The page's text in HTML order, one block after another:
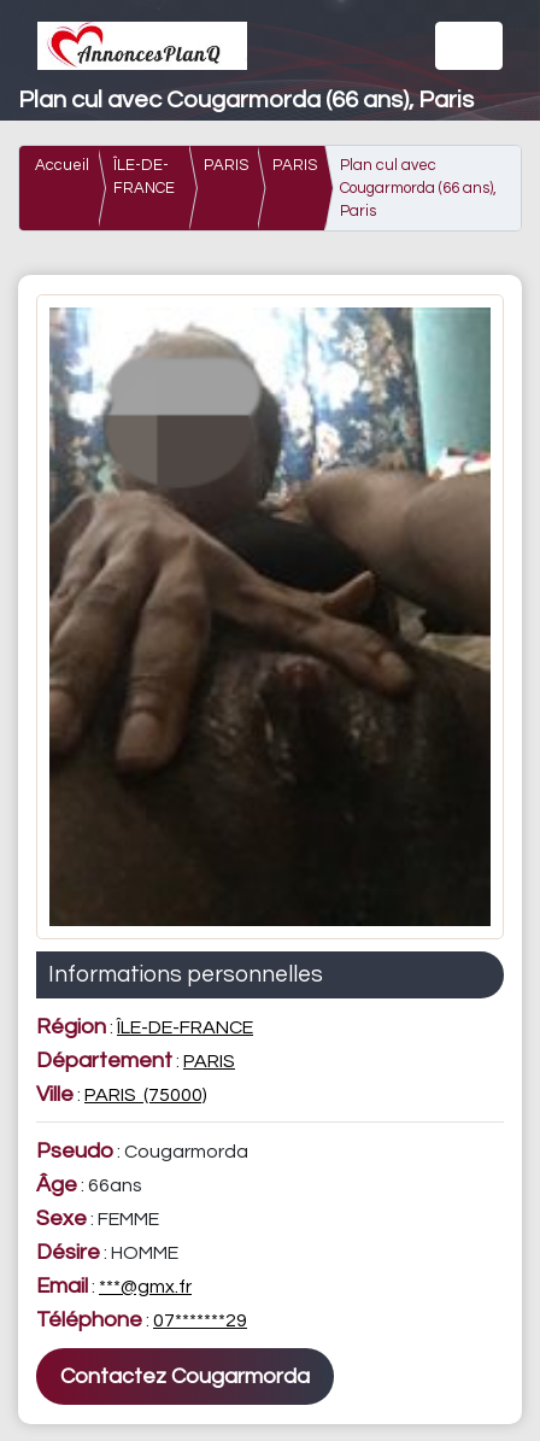
Plan cul avec Cougarmorda (66 ans), Paris
Accueil
ÎLE-DE-
FRANCE
PARIS PARIS
Plan cul avec
Cougarmorda (66 ans),
Paris
Informations personnelles
Région: ÎLE-DE-FRANCE
Département: PARIS
Ville: PARIS (75000)
Pseudo: Cougarmorda
Âge: 66ans
Sexe: FEMME
Désire: HOMME
Email : ***@gmx.fr
Téléphone: 07*******29
Contactez Cougarmorda